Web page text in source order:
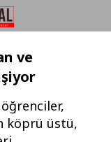
ve
köprü üstü,